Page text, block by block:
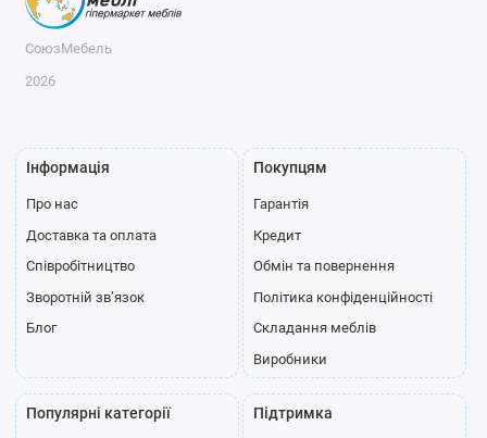
СоюзМебель
2026
Інформація
Про нас
Доставка та оплата
Співробітництво
Зворотній зв’язок
Блог
Покупцям
Гарантія
Кредит
Обмін та повернення
Політика конфіденційності
Складання меблів
Виробники
Популярні категорії Підтримка